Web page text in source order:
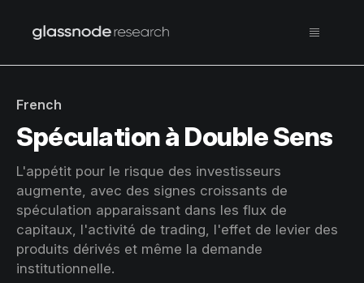
French
Spéculation à Double Sens
L'appétit pour le risque des investisseurs
augmente, avec des signes croissants de
spéculation apparaissant dans les flux de
capitaux, l'activité de trading, l'effet de levier des
produits dérivés et même la demande
institutionnelle.